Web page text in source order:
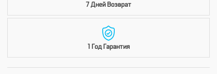
7 Дней Возврат
1 Год Гарантия